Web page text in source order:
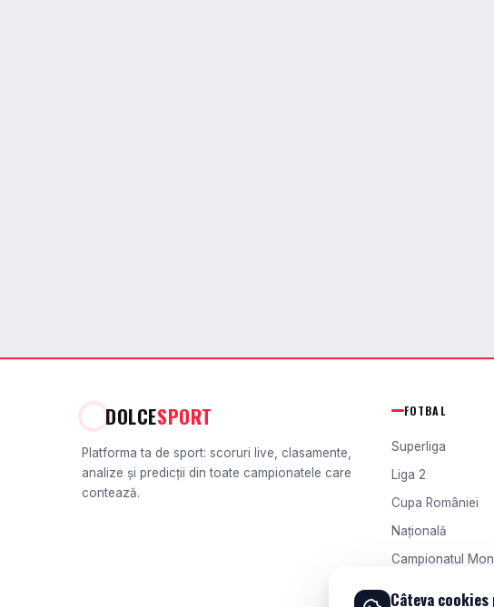
DOLCESPORT
Platforma ta de sport: scoruri live, clasamente,
analize și predicții din toate campionatele care
contează.
FOTBAL
Superliga
Liga 2
Cupa României
Națională
Campionatul
Câteva